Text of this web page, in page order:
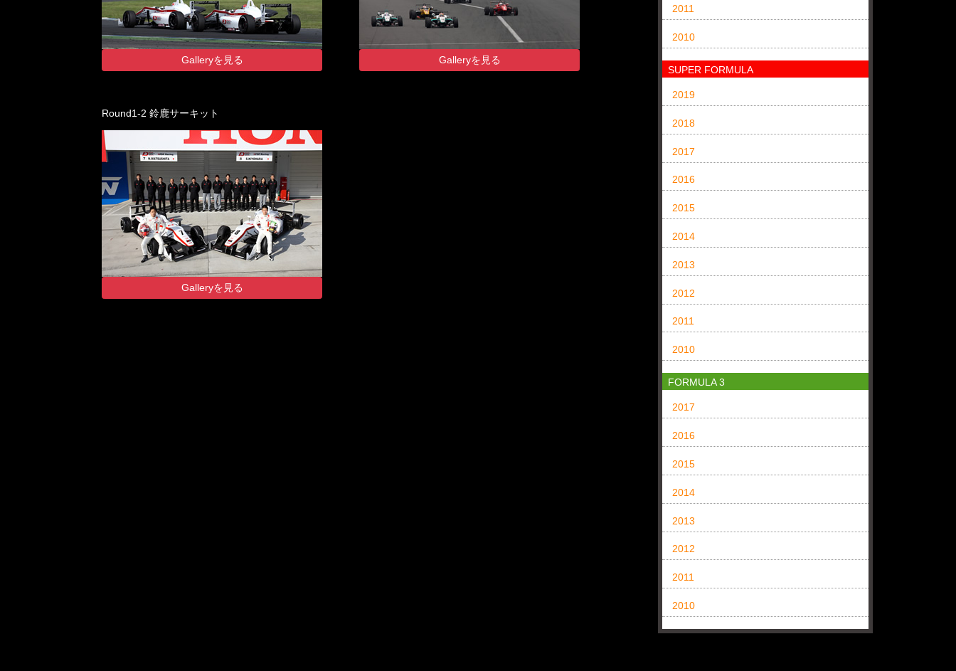
Galleryを見る Galleryを見る
Round1-2 鈴鹿サーキット
Galleryを見る
2011
2010
SUPER FORMULA
2019
2018
2017
2016
2015
2014
2013
2012
2011
2010
FORMULA 3
2017
2016
2015
2014
2013
2012
2011
2010